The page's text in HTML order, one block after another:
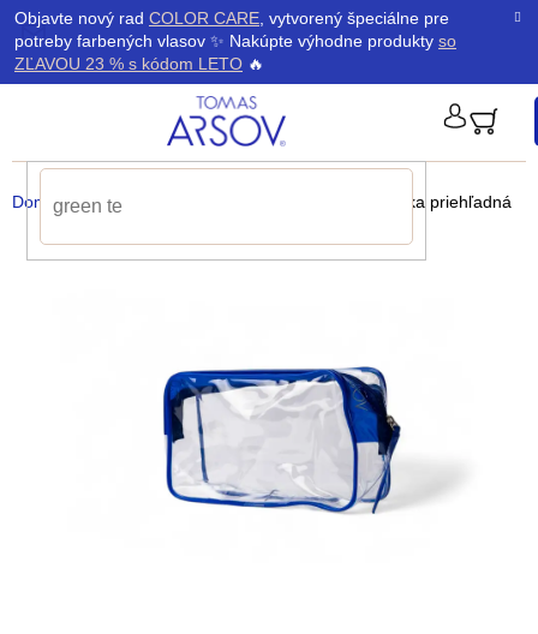
Prejsť
na
obsah
Objavte nový rad COLOR CARE, vytvorený špeciálne pre
potreby farbených vlasov ✨ Nakúpte výhodne produkty so
ZĽAVOU 23 % s kódom LETO 🔥
Domov / Produkty Kozmetická taštička priehľadná
K
o
k
Späť
Späť